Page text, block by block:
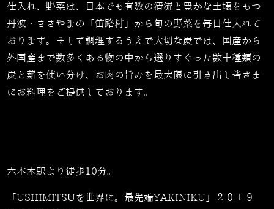
仕入れ、野菜は、日本でも有数の清流と豊かな土壌をもつ
丹波・ささやまの「笛路村」から旬の野菜を毎日仕入れて
おります。そして調理するうえで大切な炭では、国産から
外国産まで数多くある物の中から選りすぐった数⼗種類の
炭と薪を使い分け、お肉の旨みを最大限に引き出し皆さま
にお料理をご提供しております。
六本木駅より徒歩10分。
「USHIMITSUを世界に。最先端YAKINIKU」２０１９